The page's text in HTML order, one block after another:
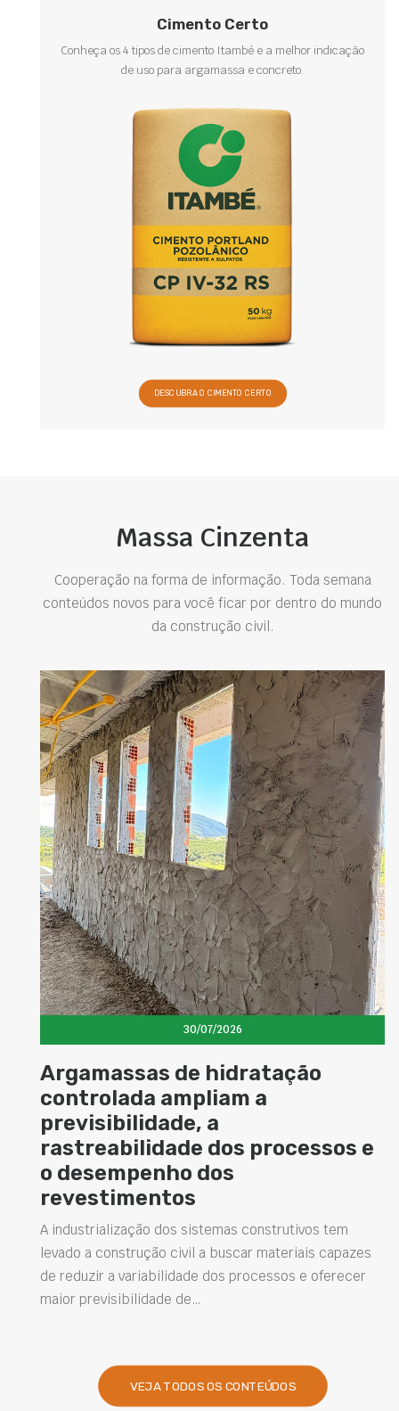
Cimento Certo
Conheça os 4 tipos de cimento Itambé e a melhor indicação
de uso para argamassa e concreto.
DESCUBRA O CIMENTO CERTO
Massa Cinzenta
Cooperação na forma de informação. Toda semana
conteúdos novos para você ficar por dentro do mundo
da construção civil.
a
processos e
construtivos tem
materiais capazes
processos e oferecer
Cimento com
magnéticas amplia
possibilidades de
superfícies na
A busca por soluções que
novos materiais para a
está o cimento com…
VEJA TODOS OS CONTEÚDOS